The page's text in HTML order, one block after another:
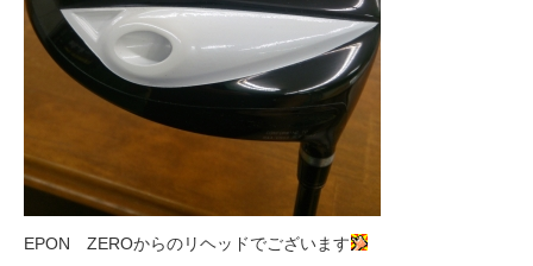
EPON ZEROからのリヘッドでございます